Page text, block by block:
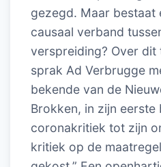
gezegd. Maar bestaat
causaal verband
verspreiding? Over dit
sprak Ad Verbrugge
bekende van de
Brokken, in zijn eerste
coronakritiek tot zijn
kritiek op de